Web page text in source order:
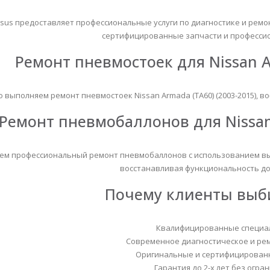
предоставляет профессиональные услуги по диагностике и
сертифицированные запчасти и
Ремонт пневмостоек для Nissan
ремонт пневмостоек Nissan Armada (TA60) (2003-2015),
Ремонт пневмобаллонов для
профессиональный ремонт пневмобаллонов с использованием
восстанавливая функциональность
Почему клиенты
Квалифицированные
Современное диагностическое и
Оригинальные и
Гарантия до 2-х лет без
Пневмоподушка пневмобаллон Zeekr 001 2024 (задняя правая)
из 5
16,000
Пневмоподушка пневмобаллон Zeekr 001 2024 (задняя левая)
0из 5
₴16,000
₴ 16,000
₴14,000